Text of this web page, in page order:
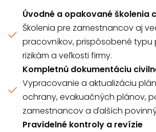
Úvodné a opakované školenia
Školenia pre zamestnancov aj
pracovníkov, prispôsobené typu
rizikám a veľkosti firmy.
Kompletnú dokumentáciu
Vypracovanie a aktualizáciu
ochrany, evakuačných plánov,
zamestnancov a ďalších
Pravidelné kontroly a revízie